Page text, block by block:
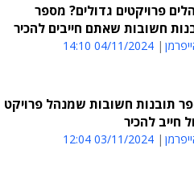
פרויקטים גדולים? מספר
חשובות שאתם חייבים להכיר
04/11/2024 14:10
תובנות חשובות שמנהל פרויקט
חייב להכיר
03/11/2024 12:04